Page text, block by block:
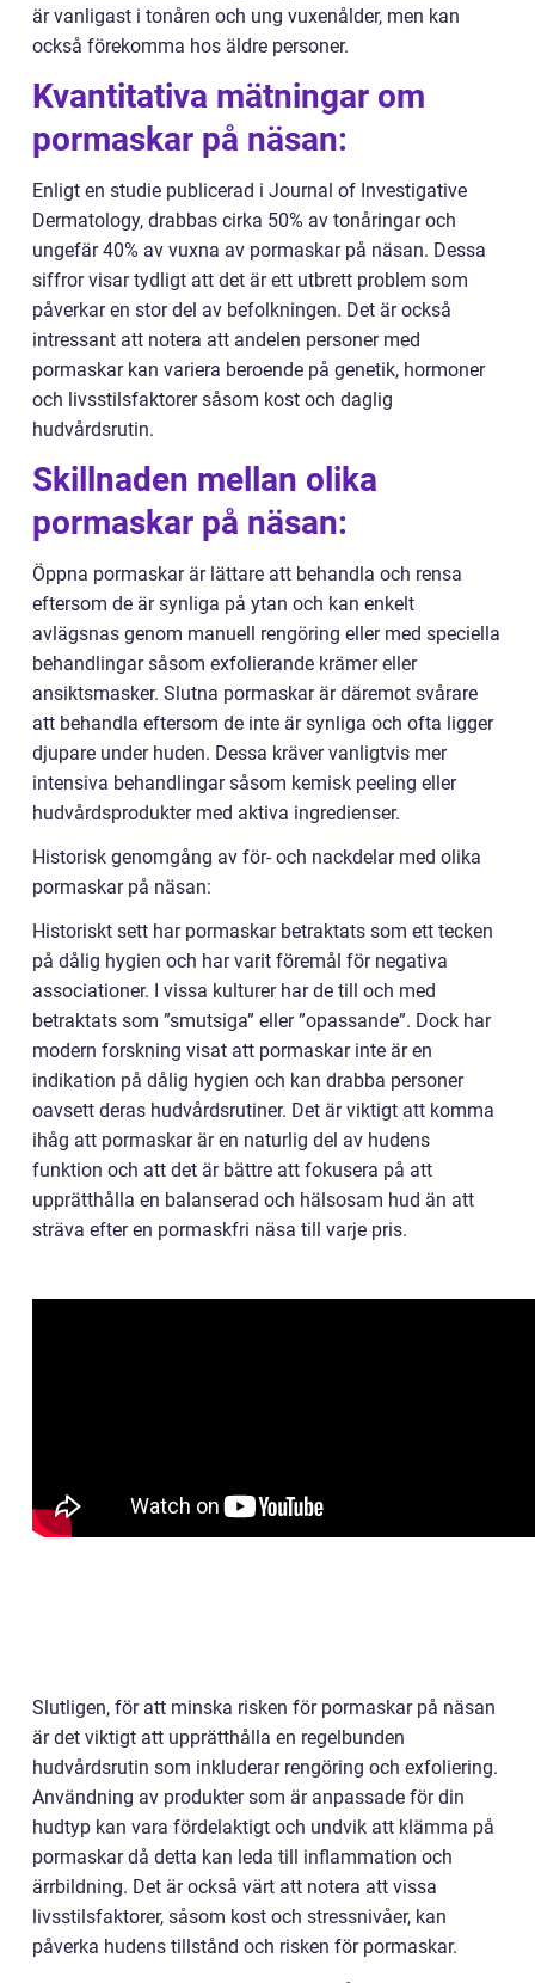
är vanligast i tonåren och ung vuxenålder, men kan
också förekomma hos äldre personer.
Kvantitativa mätningar om
pormaskar på näsan:
Enligt en studie publicerad i Journal of Investigative
Dermatology, drabbas cirka 50% av tonåringar och
ungefär 40% av vuxna av pormaskar på näsan. Dessa
siffror visar tydligt att det är ett utbrett problem som
påverkar en stor del av befolkningen. Det är också
intressant att notera att andelen personer med
pormaskar kan variera beroende på genetik, hormoner
och livsstilsfaktorer såsom kost och daglig
hudvårdsrutin.
Skillnaden mellan olika
pormaskar på näsan:
Öppna pormaskar är lättare att behandla och rensa
eftersom de är synliga på ytan och kan enkelt
avlägsnas genom manuell rengöring eller med speciella
behandlingar såsom exfolierande krämer eller
ansiktsmasker. Slutna pormaskar är däremot svårare
att behandla eftersom de inte är synliga och ofta ligger
djupare under huden. Dessa kräver vanligtvis mer
intensiva behandlingar såsom kemisk peeling eller
hudvårdsprodukter med aktiva ingredienser.
Historisk genomgång av för- och nackdelar med olika
pormaskar på näsan:
Historiskt sett har pormaskar betraktats som ett tecken
på dålig hygien och har varit föremål för negativa
associationer. I vissa kulturer har de till och med
betraktats som ”smutsiga” eller ”opassande”. Dock har
modern forskning visat att pormaskar inte är en
indikation på dålig hygien och kan drabba personer
oavsett deras hudvårdsrutiner. Det är viktigt att komma
ihåg att pormaskar är en naturlig del av hudens
funktion och att det är bättre att fokusera på att
upprätthålla en balanserad och hälsosam hud än att
sträva efter en pormaskfri näsa till varje pris.
Slutligen, för att minska risken för pormaskar på näsan
är det viktigt att upprätthålla en regelbunden
hudvårdsrutin som inkluderar rengöring och exfoliering.
Användning av produkter som är anpassade för din
hudtyp kan vara fördelaktigt och undvik att klämma på
pormaskar då detta kan leda till inflammation och
ärrbildning. Det är också värt att notera att vissa
livsstilsfaktorer, såsom kost och stressnivåer, kan
påverka hudens tillstånd och risken för pormaskar.